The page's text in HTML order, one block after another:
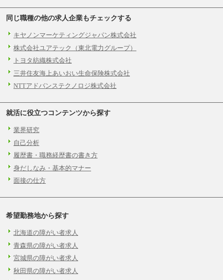
同じ職種の他の求人企業もチェックする
キヤノンマーケティングジャパン株式会社
株式会社ユアテック（東北電力グループ）
トヨタ紡織株式会社
三井住友海上あいおい生命保険株式会社
NTTアドバンステクノロジ株式会社
就活に役立つコンテンツから探す
業界研究
自己分析
履歴書・職務経歴書の書き方
身だしなみ・基本的マナー
面接の仕方
希望勤務地から探す
北海道の障がい者求人
青森県の障がい者求人
宮城県の障がい者求人
秋田県の障がい者求人